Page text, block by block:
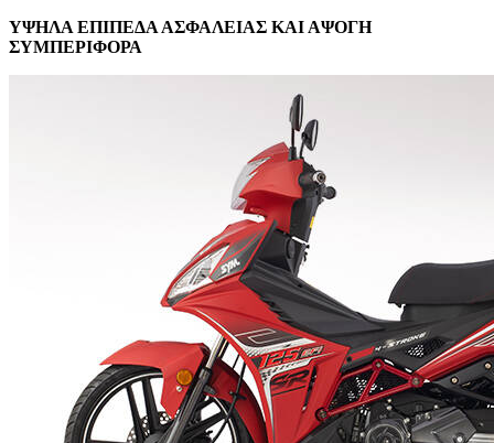
ΥΨΗΛΑ ΕΠΙΠΕΔΑ ΑΣΦΑΛΕΙΑΣ ΚΑΙ ΑΨΟΓΗ
ΣΥΜΠΕΡΙΦΟΡΑ